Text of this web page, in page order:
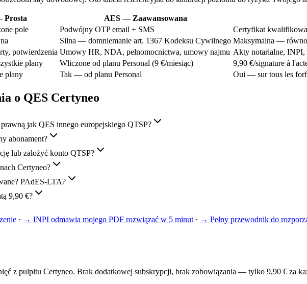
Prosta AES — Zaawansowana
pole Podwójny OTP email + SMS
Certyfikat
Silna — domniemanie art. 1367 Kodeksu Cywilnego Maksymalna —
potwierdzenia Umowy HR, NDA, pełnomocnictwa, umowy najmu Akty notarialne,
plany Wliczone od planu Personal (9 €/miesiąc)
9,90 €/signature à
plany Tak — od planu Personal Oui — sur tous les
o QES Certyneo
jak QES innego europejskiego QTSP?
abonament?
lub założyć konto QTSP?
Certyneo?
PAdES-LTA?
9,90 €?
· → INPI odmawia mojego PDF rozwiązać w 5 minut · → Pełny przewodnik do
z pulpitu Certyneo. Brak dodatkowej subskrypcji, brak zobowiązania — tylko 9,90 € za